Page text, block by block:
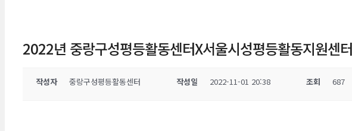
2022년 중랑구성평등활동센터X서울시성평등활동지원센
작성자 중랑구성평등활동센터 작성일 2022-11-01 20:38 조회 687